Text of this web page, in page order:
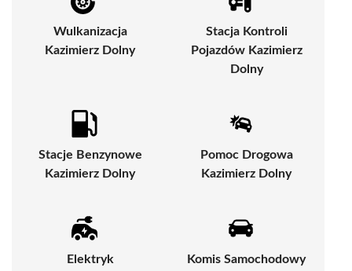
Wulkanizacja
Kazimierz Dolny
Stacja Kontroli
Pojazdów Kazimierz
Dolny
Stacje Benzynowe
Kazimierz Dolny
Pomoc Drogowa
Kazimierz Dolny
Elektryk Komis Samochodowy